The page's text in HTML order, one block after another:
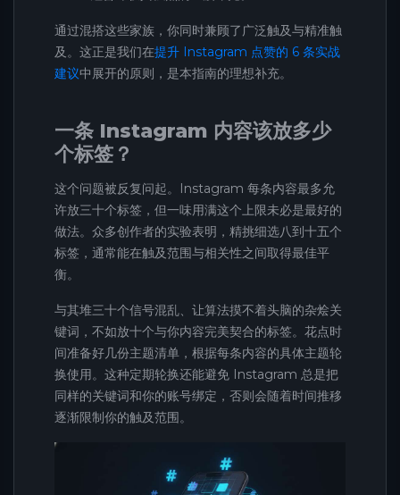
通过混搭这些家族，你同时兼顾了广泛触及与精准触
及。这正是我们在提升 Instagram 点赞的 6 条实战
建议中展开的原则，是本指南的理想补充。
一条 Instagram 内容该放多少
个标签？
这个问题被反复问起。Instagram 每条内容最多允
许放三十个标签，但一味用满这个上限未必是最好的
做法。众多创作者的实验表明，精挑细选八到十五个
标签，通常能在触及范围与相关性之间取得最佳平
衡。
与其堆三十个信号混乱、让算法摸不着头脑的杂烩关
键词，不如放十个与你内容完美契合的标签。花点时
间准备好几份主题清单，根据每条内容的具体主题轮
换使用。这种定期轮换还能避免 Instagram 总是把
同样的关键词和你的账号绑定，否则会随着时间推移
逐渐限制你的触及范围。